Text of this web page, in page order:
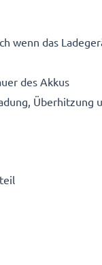
wenn das
des Akkus
Überhitzung